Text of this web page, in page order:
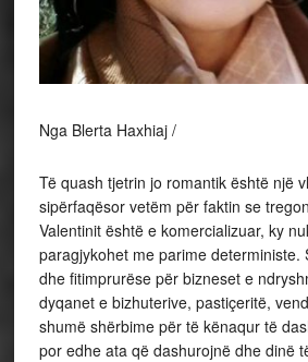
Nga Blerta Haxhiaj /
Të quash tjetrin jo romantik është një
sipërfaqësor vetëm për faktin se
Valentinit është e komercializuar, ky
paragjykohet me parime deterministe.
dhe fitimprurëse për bizneset e
dyqanet e bizhuterive, pastiçeritë,
shumë shërbime për të kënaqur të
por edhe ata që dashurojnë dhe dinë